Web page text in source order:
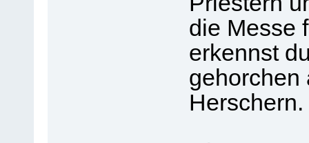
die Messe
erkennst
gehorchen
Herschern.